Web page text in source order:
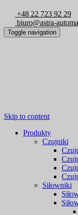
+48 22 723 92 29
biuro@astra-
Toggle navigation
Skip to content
Produkty
Czujniki
Siłowniki